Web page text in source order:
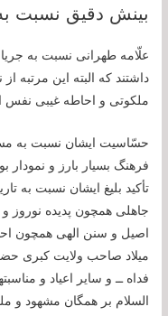
بینش دقیق نسبت
علّامه طهرانى نسبت به
داشتند كه البته اين مرتبه
ملكوتى و احاطه غيبى نفس
حسّاسيت ايشان نسبت به
فرهنگ بسيار بارز و نمودار
تأكيد بليغ ايشان نسبت به
جاهلى همچون پديده نوروز
اصيل و سنن الهى همچون
ميلاد صاحب ولايت كبرى
فداه ــ و ساير اعياد و
السلام بر همگان مشهود و